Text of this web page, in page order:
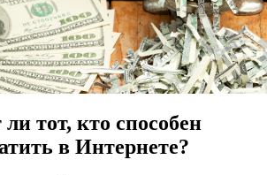
тот, кто способен
в Интернете?